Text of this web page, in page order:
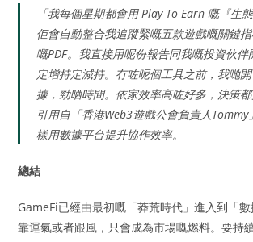
「我每個星期都會用 Play To Earn 嘅『生
佢會自動整合我追蹤緊嘅五款遊戲嘅關鍵
嘅PDF。我直接用呢份報告同我嘅投資伙
定增持定減持。冇咗呢個工具之前，我哋
據，勁晒時間。依家效率高咗好多，決策
引用自「香港Web3遊戲公會負責人
樣用數據平台提升協作效率。
總結
GameFi已經由最初嘅「莽荒時代」進入到「
靠運氣或者跟風，只會成為市場嘅燃料。要持